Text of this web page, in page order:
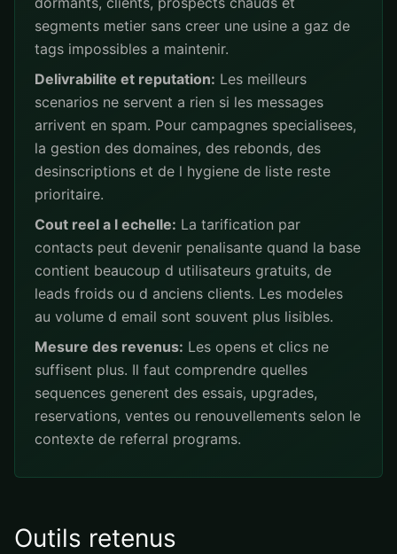
segments metier sans creer une usine a gaz de
tags impossibles a maintenir.
Delivrabilite et reputation: Les meilleurs
scenarios ne servent a rien si les messages
arrivent en spam. Pour campagnes specialisees,
la gestion des domaines, des rebonds, des
desinscriptions et de l hygiene de liste reste
prioritaire.
Cout reel a l echelle: La tarification par
contacts peut devenir penalisante quand la base
contient beaucoup d utilisateurs gratuits, de
leads froids ou d anciens clients. Les modeles
au volume d email sont souvent plus lisibles.
Mesure des revenus: Les opens et clics ne
suffisent plus. Il faut comprendre quelles
sequences generent des essais, upgrades,
reservations, ventes ou renouvellements selon le
contexte de referral programs.
Outils retenus